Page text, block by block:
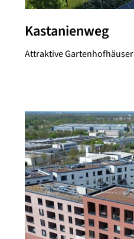
Kastanienweg
Attraktive Gartenhofhäuser